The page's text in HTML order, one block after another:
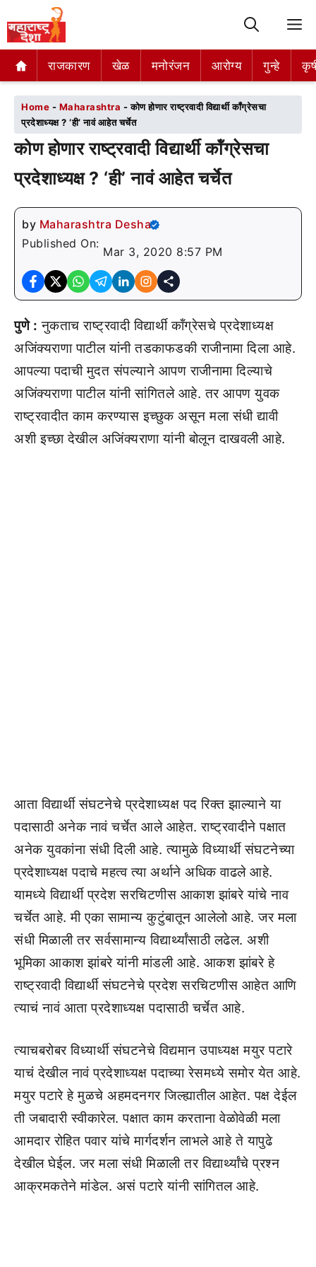
राजकारण खेळ मनोरंजन आरोग्य गुन्हे
राजकारण खेळ मनोरंजन आरोग्य गुन्हे
Home - Maharashtra -कोण होणार राष्ट्रवादी विद्यार्थी कॉंग्रेसचा
प्रदेशाध्यक्ष ? ‘ही’ नावं आहेत चर्चेत
कोण होणार राष्ट्रवादी विद्यार्थी कॉंग्रेसचा
प्रदेशाध्यक्ष ? ‘ही’ नावं आहेत चर्चेत
by Maharashtra Desha
Published On:
Mar 3, 2020 8:57 PM
पुणे : नुकताच राष्ट्रवादी विद्यार्थी कॉंग्रेसचे प्रदेशाध्यक्ष
अजिंक्यराणा पाटील यांनी तडकाफडकी राजीनामा दिला आहे.
आपल्या पदाची मुदत संपल्याने आपण राजीनामा दिल्याचे
अजिंक्यराणा पाटील यांनी सांगितले आहे. तर आपण युवक
राष्ट्रवादीत काम करण्यास इच्छुक असून मला संधी द्यावी
अशी इच्छा देखील अजिंक्यराणा यांनी बोलून दाखवली आहे.
आता विद्यार्थी संघटनेचे प्रदेशाध्यक्ष पद रिक्त झाल्याने या
पदासाठी अनेक नावं चर्चेत आले आहेत. राष्ट्रवादीने पक्षात
अनेक युवकांना संधी दिली आहे. त्यामुळे विध्यार्थी संघटनेच्या
प्रदेशाध्यक्ष पदाचे महत्व त्या अर्थाने अधिक वाढले आहे.
यामध्ये विद्यार्थी प्रदेश सरचिटणीस आकाश झांबरे यांचे नाव
चर्चेत आहे. मी एका सामान्य कुटुंबातून आलेलो आहे. जर मला
संधी मिळाली तर सर्वसामान्य विद्यार्थ्यांसाठी लढेल. अशी
भूमिका आकाश झांबरे यांनी मांडली आहे. आकश झांबरे हे
राष्ट्रवादी विद्यार्थी संघटनेचे प्रदेश सरचिटणीस आहेत आणि
त्याचं नावं आता प्रदेशाध्यक्ष पदासाठी चर्चेत आहे.
त्याचबरोबर विध्यार्थी संघटनेचे विद्यमान उपाध्यक्ष मयुर पटारे
याचं देखील नावं प्रदेशाध्यक्ष पदाच्या रेसमध्ये समोर येत आहे.
मयुर पटारे हे मुळचे अहमदनगर जिल्ह्यातील आहेत. पक्ष देईल
ती जबादारी स्वीकारेल. पक्षात काम करताना वेळोवेळी मला
आमदार रोहित पवार यांचे मार्गदर्शन लाभले आहे ते यापुढे
देखील घेईल. जर मला संधी मिळाली तर विद्यार्थ्यांचे प्रश्न
आक्रमकतेने मांडेल. असं पटारे यांनी सांगितल आहे.